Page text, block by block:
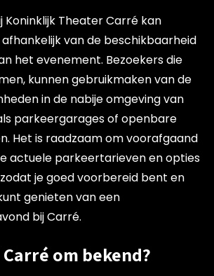
Koninklijk Theater Carré kan
van de beschikbaarheid
het evenement. Bezoekers die
kunnen gebruikmaken van de
in de nabije omgeving van
parkeergarages of openbare
Het is raadzaam om voorafgaand
actuele parkeertarieven en opties
je goed voorbereid bent en
genieten van een
bij Carré.
om bekend?